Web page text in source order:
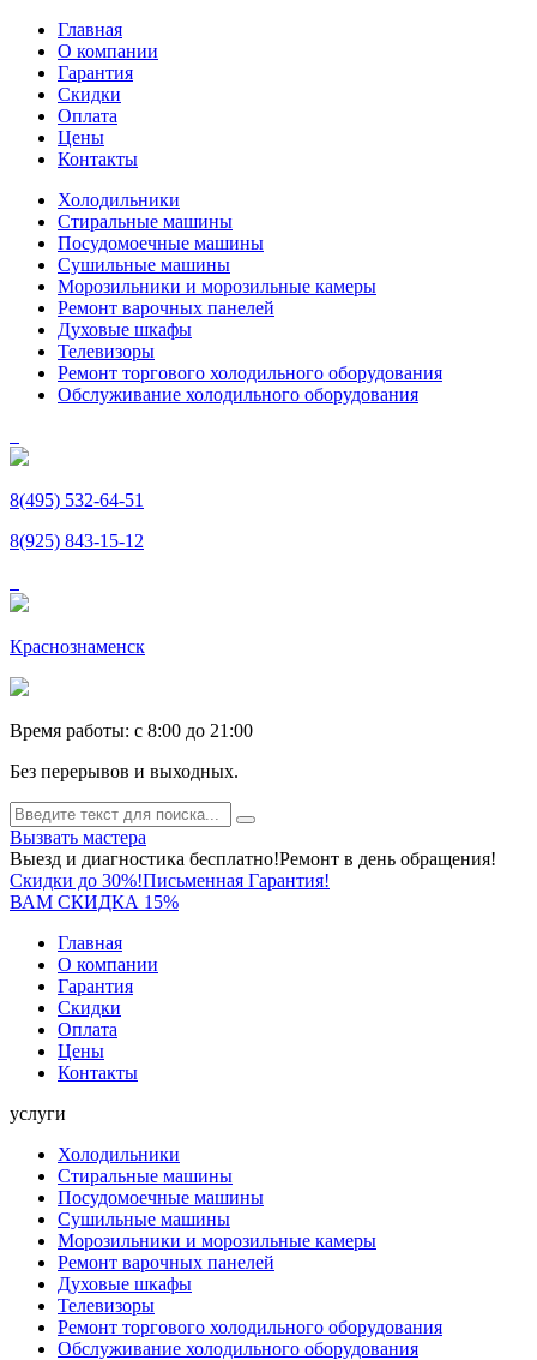
Главная
О компании
Гарантия
Скидки
Оплата
Цены
Контакты
Холодильники
Стиральные машины
Посудомоечные машины
Сушильные машины
Морозильники и морозильные камеры
Ремонт варочных панелей
Духовые шкафы
Телевизоры
Ремонт торгового холодильного оборудования
Обслуживание холодильного оборудования
8(495) 532-64-51
8(925) 843-15-12
Краснознаменск
Время работы: c 8:00 до 21:00
Без перерывов и выходных.
Вызвать мастера
Выезд и диагностика бесплатно!Ремонт в день обращения!
Скидки до 30%!Письменная Гарантия!
ВАМ СКИДКА 15%
Главная
О компании
Гарантия
Скидки
Оплата
Цены
Контакты
услуги
Холодильники
Стиральные машины
Посудомоечные машины
Сушильные машины
Морозильники и морозильные камеры
Ремонт варочных панелей
Духовые шкафы
Телевизоры
Ремонт торгового холодильного оборудования
Обслуживание холодильного оборудования